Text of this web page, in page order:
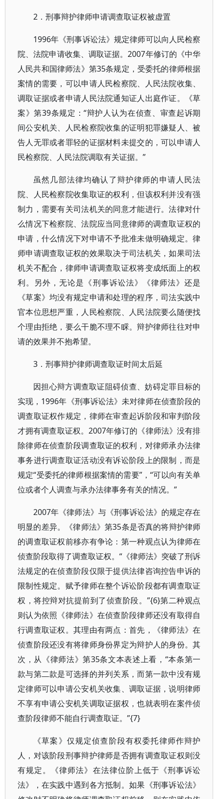
2．刑事辩护律师申请调查取证权被虚置
1996年《刑事诉讼法》规定律师可以向人民检察
院、法院申请收集、调取证据。2007年修订的《中华
人民共和国律师法》第35条规定，受委托的律师根据
案情的需要，可以申请人民检察院、人民法院收集、
调取证据或者申请人民法院通知证人出庭作证。《草
案》第39条规定：“辩护人认为在侦查、审查起诉期
间公安机关、人民检察院收集的证明犯罪嫌疑人、被
告人无罪或者罪轻的证据材料未提交的，可以申请人
民检察院、人民法院调取有关证据。”
虽然几部法律均确认了辩护律师的申请人民法
院、人民检察院收集取证的权利，但该权利并没有强
制力，需要有关司法机关的同意才能进行。法律对什
么情况下检察院、法院应当同意律师的调查取证权的
申请，什么情况下对申请不予批准未做明确规定。律
师申请调查取证权的效果取决于司法机关，如果司法
机关不配合，律师申请调查取证权将变成纸面上的权
利。另外，无论是《刑事诉讼法》《律师法》还是
《草案》均没有规定申请和处理的程序，司法实践中
官本位思想严重，人民检察院、人民法院要么随便找
个理由拒绝，要么干脆不理不睬。辩护律师往往对申
请的效果并不抱希望。
3．刑事辩护律师调查取证时间太后延
因担心辩方调查取证阻碍侦查、妨碍定罪目标的
实现，1996年《刑事诉讼法》未对律师在侦查阶段的
调查取证权作规定，律师在审查起诉阶段和审判阶段
才拥有调查取证权。2007年修订的《律师法》没有排
除律师在侦查阶段调查取证的权利，对律师承办法律
事务进行调查取证活动没有诉讼阶段上的限制，而是
规定“受委托的律师根据案情的需要”，“可以向有关单
位或者个人调查与承办法律事务有关的情况。”
2007年《律师法》与《刑事诉讼法》的规定存在
明显的差异。《律师法》第35条是否真的将辩护律师
的调查取证权前移亦有争论：第一种观点认为律师在
侦查阶段取得了调查取证权。“《律师法》突破了刑诉
法规定的在侦查阶段仅限于提供法律咨询控告申诉的
限制性规定。赋予律师在整个诉讼阶段都有调查取证
权，将控辩对抗提前到了侦查阶段。”{6}第二种观点
则认为依照《律师法》在侦查阶段律师还没有取得自
行调查取证权。其理由有两点：首先，《律师法》在
侦查阶段还没有将律师身份界定为辩护人的身份。其
次，从《律师法》第35条文本表述上看，“本条第一
款与第二款是可选择的并列关系，而第一款中没有规
定律师可以申请公安机关收集、调取证据，说明律师
不享有申请公安机关调取证据权，也就表明在案件侦
查阶段律师不能自行调查取证。”{7}
《草案》仅规定侦查阶段有权委托律师作辩护
人，对该阶段刑事辩护律师是否拥有调查取证权则没
有规定。《律师法》在法律位阶上低于《刑事诉讼
法》，在实践中遇到各方抵制。如果《刑事诉讼法》